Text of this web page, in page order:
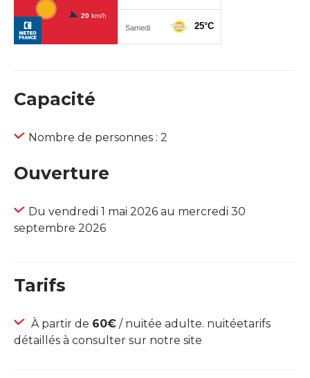
Capacité
Nombre de personnes : 2
Ouverture
Du vendredi 1 mai 2026 au mercredi 30
septembre 2026
Tarifs
À partir de 60€ / nuitée adulte. nuitéetarifs
détaillés à consulter sur notre site